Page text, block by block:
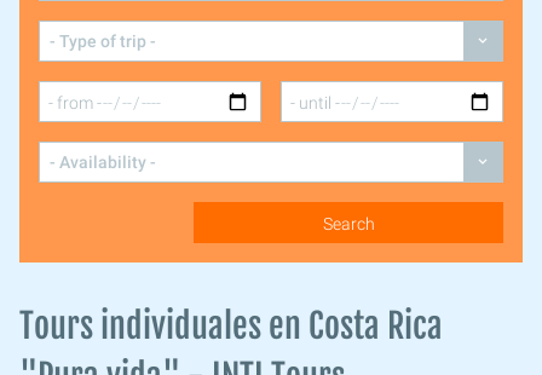
Tours individuales en Costa Rica